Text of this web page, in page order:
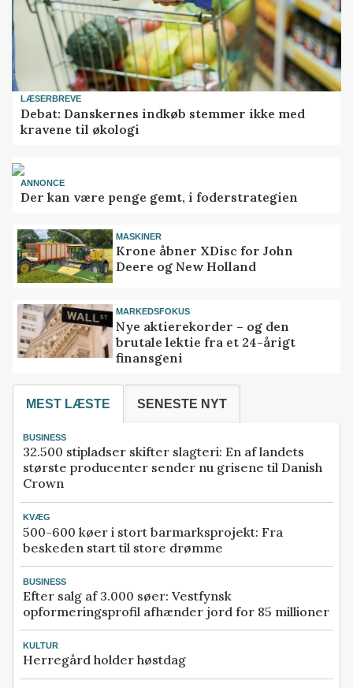
LÆSERBREVE
Debat: Danskernes indkøb stemmer ikke med
kravene til økologi
ANNONCE
Der kan være penge gemt, i foderstrategien
MASKINER
Krone åbner XDisc for John
Deere og New Holland
MARKEDSFOKUS
Nye aktierekorder – og den
brutale lektie fra et 24-årigt
finansgeni
MEST LÆSTE SENESTE NYT
BUSINESS
32.500 stipladser skifter slagteri: En af landets
største producenter sender nu grisene til Danish
Crown
KVÆG
500-600 køer i stort barmarksprojekt: Fra
beskeden start til store drømme
BUSINESS
Efter salg af 3.000 søer: Vestfynsk
opformeringsprofil afhænder jord for 85 millioner
KULTUR
Herregård holder høstdag